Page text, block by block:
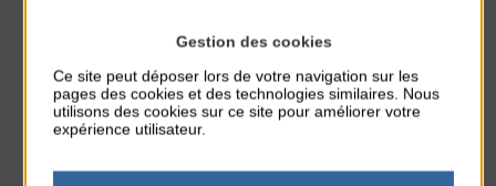
À noter aussi
Exposition « Itinéraires »
Gestion des cookies
Ce site peut déposer lors de votre navigation sur les
pages des cookies et des technologies similaires. Nous
utilisons des cookies sur ce site pour améliorer votre
expérience utilisateur.